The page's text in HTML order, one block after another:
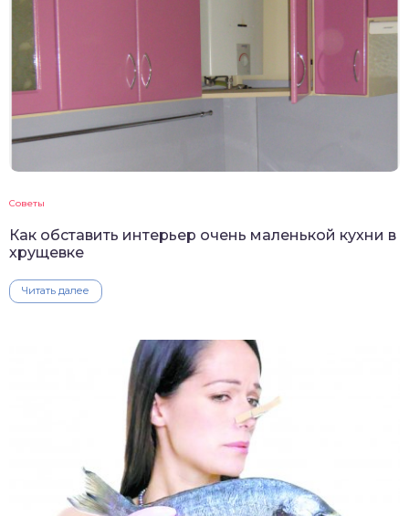
Советы
Как обставить интерьер очень маленькой кухни в
хрущевке
Читать далее